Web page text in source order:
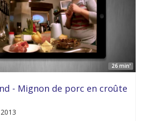
26 min'
- Mignon de porc en croûte